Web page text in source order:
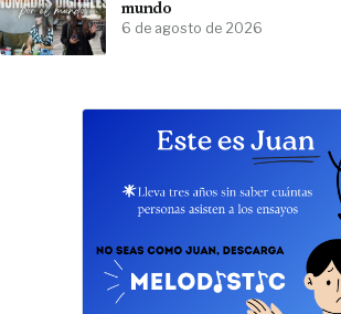
mundo
6 de agosto de 2026